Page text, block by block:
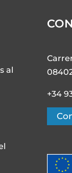
al
+34